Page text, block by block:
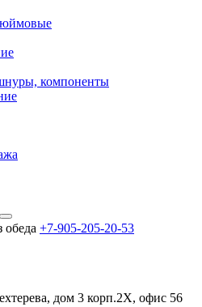
компоненты
обеда +7-905-205-20-53
дом 3 корп.2X, офис 56